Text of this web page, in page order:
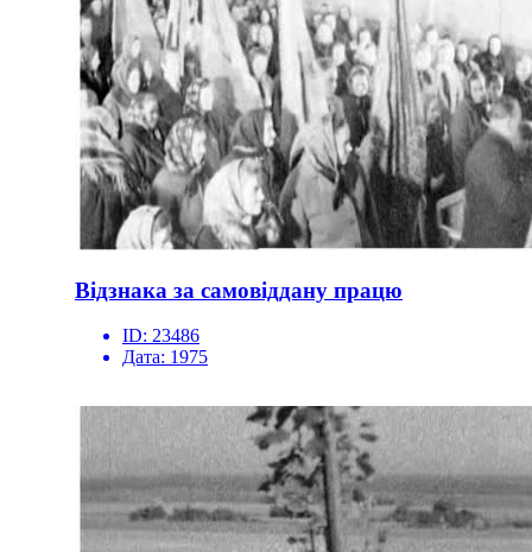
Відзнака за самовіддану працю
ID: 23486
Дата: 1975